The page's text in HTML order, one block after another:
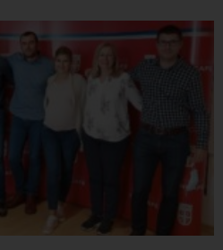
i izgradnju sportskih,
sadržaja, kao i dodatnih zelenih
vidljivi već u maju naredne
a prema domu se uvek
Projektom obnove
u prijatnom ambijentu, već
poslati snažnu poruku o važnosti
i zdravih stilova života.
i održivijeg grada delimo sa
da ćemo kao i do sada